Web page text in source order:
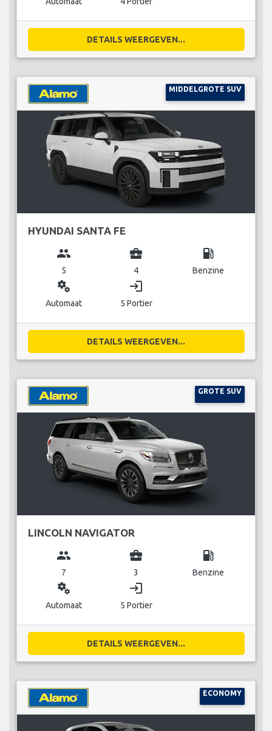
DETAILS WEERGEVEN...
MIDDELGROTE SUV
HYUNDAI SANTA FE
group
5
business_center
4
local_gas_station
Benzine
miscellaneous_services
Automaat
login
5 Portier
DETAILS WEERGEVEN...
GROTE SUV
LINCOLN NAVIGATOR
group
7
business_center
3
local_gas_station
Benzine
miscellaneous_services
Automaat
login
5 Portier
DETAILS WEERGEVEN...
ECONOMY